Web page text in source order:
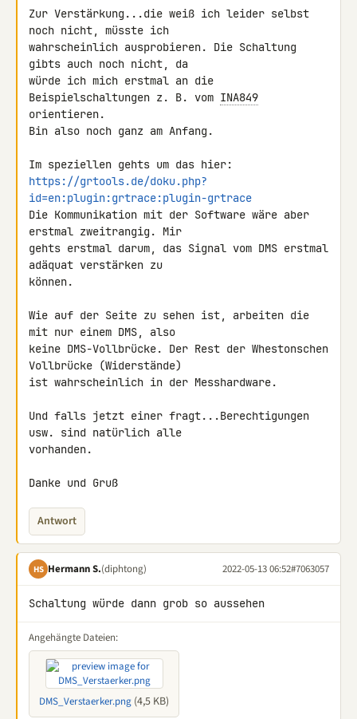
Zur Verstärkung...die weiß ich leider selbst
noch nicht, müsste ich
wahrscheinlich ausprobieren. Die Schaltung
gibts auch noch nicht, da
würde ich mich erstmal an die
Beispielschaltungen z. B. vom INA849
orientieren.
Bin also noch ganz am Anfang.
https://grtools.de/doku.php?
id=en:plugin:grtrace:plugin-grtrace
Die Kommunikation mit der Software wäre aber
erstmal zweitrangig. Mir
gehts erstmal darum, das Signal vom DMS erstmal
adäquat verstärken zu
können.
Wie auf der Seite zu sehen ist, arbeiten die
mit nur einem DMS, also
keine DMS-Vollbrücke. Der Rest der Whestonschen
Vollbrücke (Widerstände)
ist wahrscheinlich in der Messhardware.
Und falls jetzt einer fragt...Berechtigungen
usw. sind natürlich alle
vorhanden.
Danke und Gruß
Antwort
HS Hermann S.(diphtong) 2022-05-13 06:52#7063057
Schaltung würde dann grob so aussehen
Angehängte Dateien:
DMS_Verstaerker.png (4,5 KB)